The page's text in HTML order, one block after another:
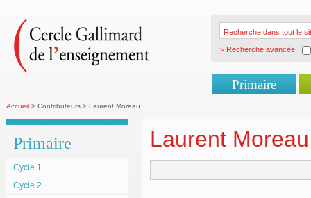
> Recherche avancée
Primaire
Accueil > Contributeurs > Laurent Moreau
Primaire
Cycle 1
Cycle 2
Laurent Moreau